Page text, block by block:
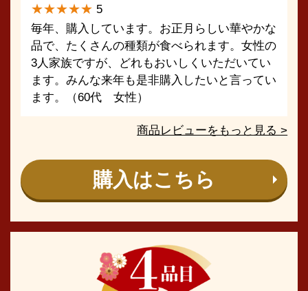
★★★★★ 5
毎年、購入しています。お正月らしい華やかな
品で、たくさんの種類が食べられます。女性の
3人家族ですが、どれもおいしくいただいてい
ます。みんな来年も是非購入したいと言ってい
ます。（60代 女性）
商品レビューをもっと見る >
購入はこちら